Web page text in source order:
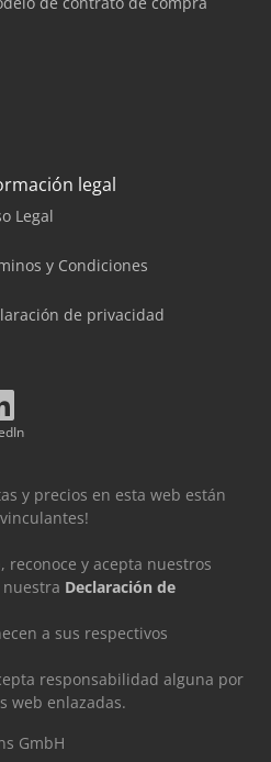
legal
Legal
y Condiciones
de privacidad
y precios en esta web están
y acepta nuestros
nuestra Declaración de
a sus respectivos
responsabilidad alguna por
web enlazadas.
GmbH